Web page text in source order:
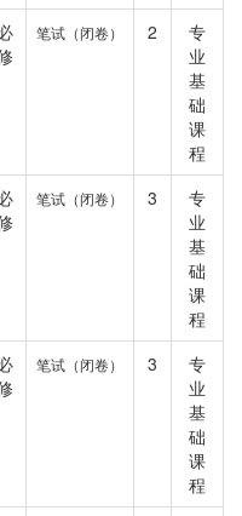
笔试（闭卷） 2
专
业
基
础
课
程
笔试（闭卷） 3
专
业
基
础
课
程
笔试（闭卷） 3
专
业
基
础
课
程